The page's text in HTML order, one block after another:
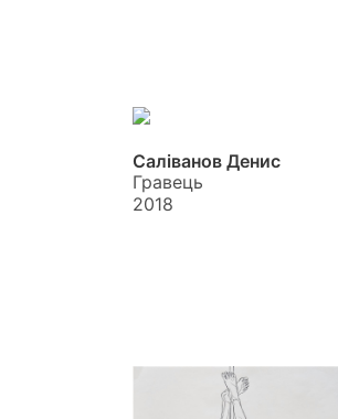
Саліванов Денис
Гравець
2018